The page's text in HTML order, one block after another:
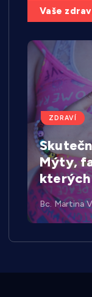
Vaše
ZDRAVÍ
Mýty,
kterých
Bc. Martina